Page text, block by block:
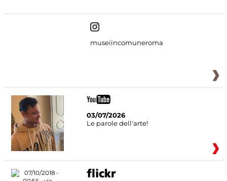
museiincomuneroma
03/07/2026
Le parole dell'arte!